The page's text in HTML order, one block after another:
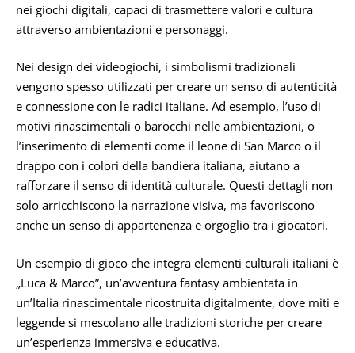
nei giochi digitali, capaci di trasmettere valori e cultura
attraverso ambientazioni e personaggi.
Nei design dei videogiochi, i simbolismi tradizionali
vengono spesso utilizzati per creare un senso di autenticità
e connessione con le radici italiane. Ad esempio, l’uso di
motivi rinascimentali o barocchi nelle ambientazioni, o
l’inserimento di elementi come il leone di San Marco o il
drappo con i colori della bandiera italiana, aiutano a
rafforzare il senso di identità culturale. Questi dettagli non
solo arricchiscono la narrazione visiva, ma favoriscono
anche un senso di appartenenza e orgoglio tra i giocatori.
Un esempio di gioco che integra elementi culturali italiani è
„Luca & Marco”, un’avventura fantasy ambientata in
un’Italia rinascimentale ricostruita digitalmente, dove miti e
leggende si mescolano alle tradizioni storiche per creare
un’esperienza immersiva e educativa.